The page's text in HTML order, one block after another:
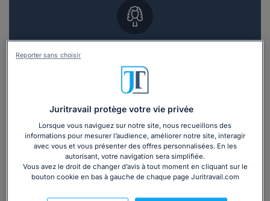
Vous souhaitez un RDV en cabinet avec un
avocat ?
Recevoir des devis d'avocats
3 devis en 48h
Juritravail protège votre vie privée
Lorsque vous naviguez sur notre site, nous recueillons des
informations pour mesurer l’audience, améliorer notre site, interagir
avec vous et vous présenter des offres personnalisées. En les
autorisant, votre navigation sera simplifiée.
Vous avez le droit de changer d’avis à tout moment en cliquant sur le
bouton cookie en bas à gauche de chaque page Juritravail.com
Reporter sans choisir